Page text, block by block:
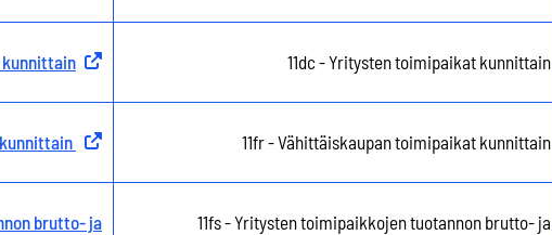
Ulkoinen linkki 11dc - Yritysten toimipaikat kunnittain
Ulkoinen linkki 11fr - Vähittäiskaupan toimipaikat kunnittain
brutto- ja
11fs - Yritysten toimipaikkojen tuotannon brutto- ja